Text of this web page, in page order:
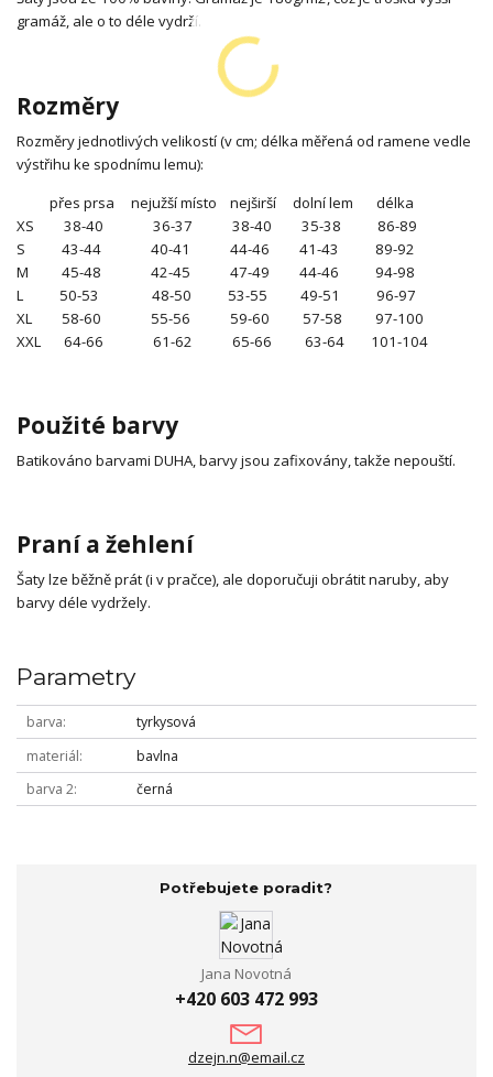
gramáž, ale o to déle vydrží.
Rozměry
Rozměry jednotlivých velikostí (v cm; délka měřená od ramene vedle
výstřihu ke spodnímu lemu):
přes prsa nejužší místo nejširší dolní lem délka
XS 38-40 36-37 38-40 35-38 86-89
S 43-44 40-41 44-46 41-43 89-92
M 45-48 42-45 47-49 44-46 94-98
L 50-53 48-50 53-55 49-51 96-97
XL 58-60 55-56 59-60 57-58 97-100
XXL 64-66 61-62 65-66 63-64 101-104
Použité barvy
Batikováno barvami DUHA, barvy jsou zafixovány, takže nepouští.
Praní a žehlení
Šaty lze běžně prát (i v pračce), ale doporučuji obrátit naruby, aby
barvy déle vydržely.
Parametry
barva
tyrkysová
materiál
bavlna
barva 2
černá
Potřebujete poradit?
Jana Novotná
+420 603 472 993
dzejn.n@email.cz